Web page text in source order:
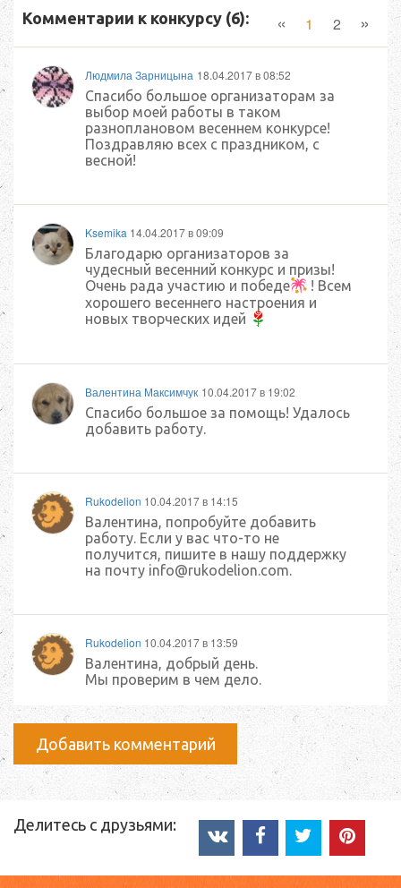
Комментарии к конкурсу (6): « 1 2 »
Людмила Зарницына 18.04.2017 в 08:52
Спасибо большое организаторам за
выбор моей работы в таком
разноплановом весеннем конкурсе!
Поздравляю всех с праздником, с
весной!
Ksemika 14.04.2017 в 09:09
Благодарю организаторов за
чудесный весенний конкурс и призы!
Очень рада участию и победе
! Всем
хорошего весеннего настроения и
новых творческих идей
Валентина Максимчук 10.04.2017 в 19:02
Спасибо большое за помощь! Удалось
добавить работу.
Rukodelion 10.04.2017 в 14:15
Валентина, попробуйте добавить
работу. Если у вас что-то не
получится, пишите в нашу поддержку
на почту info@rukodelion.com.
Rukodelion 10.04.2017 в 13:59
Валентина, добрый день.
Мы проверим в чем дело.
Добавить комментарий
Делитесь с друзьями: